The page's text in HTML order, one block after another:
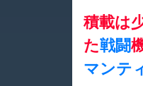
積載は
た戦闘
マンテ